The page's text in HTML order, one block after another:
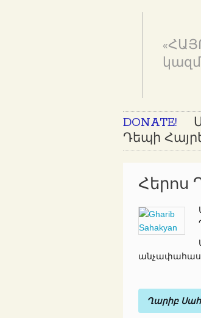
DONATE!
Դեպի
Հերոս
անչափահաս
Ղարիբ